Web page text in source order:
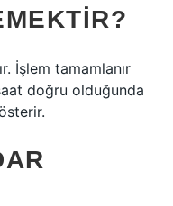
İşlem tamamlanır
doğru olduğunda